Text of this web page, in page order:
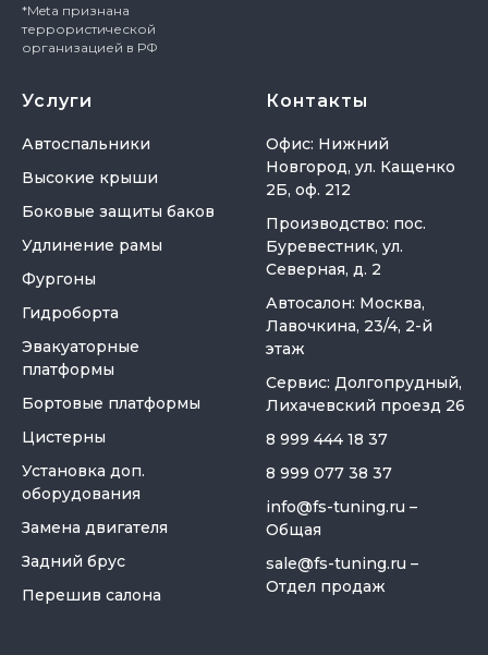
*Meta признана
террористической
организацией в РФ
Услуги
Автоспальники
Высокие крыши
Боковые защиты баков
Удлинение рамы
Фургоны
Гидроборта
Эвакуаторные
платформы
Бортовые платформы
Цистерны
Установка доп.
оборудования
Замена двигателя
Задний брус
Перешив салона
Контакты
Офис: Нижний
Новгород, ул. Кащенко
2Б, оф. 212
Производство: пос.
Буревестник, ул.
Северная, д. 2
Автосалон: Москва,
Лавочкина, 23/4, 2-й
этаж
Сервис: Долгопрудный,
Лихачевский проезд 26
8 999 444 18 37
8 999 077 38 37
info@fs-tuning.ru –
Общая
sale@fs-tuning.ru –
Отдел продаж